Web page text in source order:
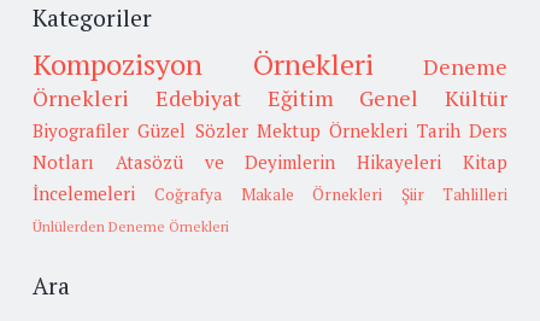
Kategoriler
Kompozisyon Örnekleri
Deneme
Örnekleri
Edebiyat Eğitim Genel Kültür
Biyografiler Güzel Sözler Mektup Örnekleri Tarih Ders
Notları
Atasözü ve Deyimlerin Hikayeleri
Kitap
İncelemeleri
Coğrafya Makale Örnekleri Şiir Tahlilleri
Ünlülerden Deneme Örnekleri
Ara